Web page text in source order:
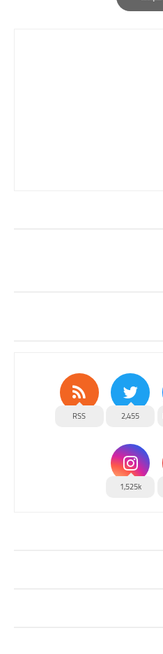
Print
2,455
RSS
1,525k